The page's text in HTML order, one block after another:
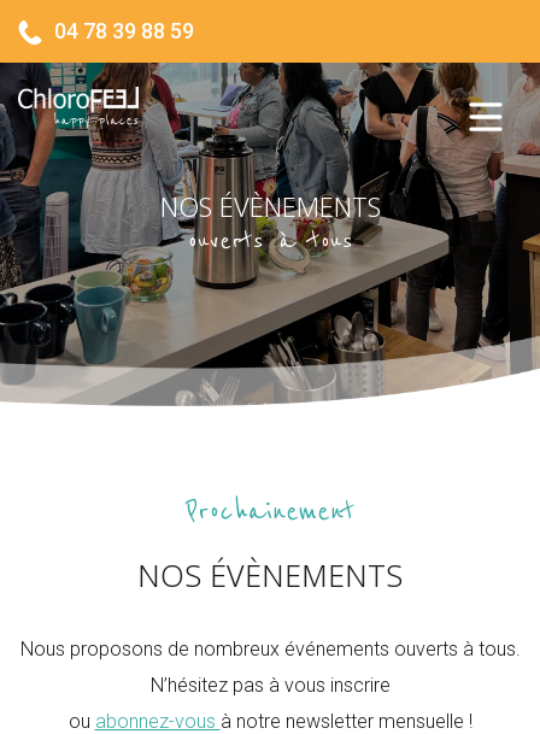
04 78 39 88 59
NOS ÉVÈNEMENTS
ouverts à tous
Prochainement
NOS ÉVÈNEMENTS
Nous proposons de nombreux événements ouverts à tous.
N’hésitez pas à vous inscrire
ou abonnez-vous à notre newsletter mensuelle !